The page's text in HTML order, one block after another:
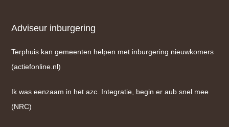
Adviseur inburgering
Terphuis kan gemeenten helpen met inburgering nieuwkomers
(actiefonline.nl)
Ik was eenzaam in het azc. Integratie, begin er aub snel mee
(NRC)